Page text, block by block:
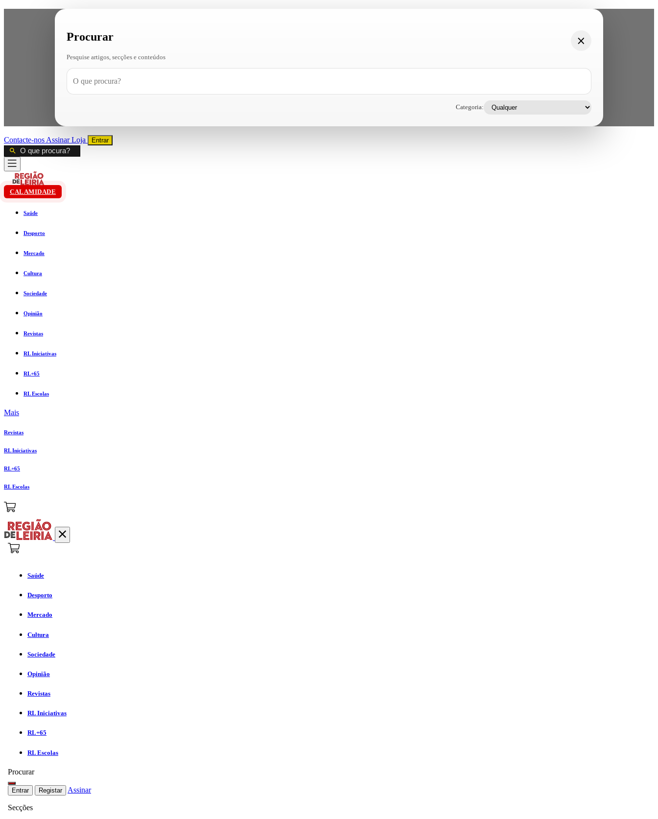
Procurar
Pesquise artigos, secções e conteúdos
Categoria:
Contacte-nos AssinarLoja Entrar
CALAMIDADE
Saúde
Desporto
Mercado
Cultura
Sociedade
Opinião
Revistas
RL Iniciativas
RL+65
RL Escolas
Mais
Revistas
RL Iniciativas
RL+65
RL Escolas
Saúde
Desporto
Mercado
Cultura
Sociedade
Opinião
Revistas
RL Iniciativas
RL+65
RL Escolas
Procurar
Entrar Registar Assinar
Secções